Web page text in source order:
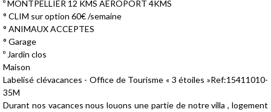
º MONTPELLIER 12 KMS AEROPORT 4KMS
° CLIM sur option 60€ /semaine
° ANIMAUX ACCEPTES
° Garage
º Jardin clos
Maison
Labelisé clévacances - Office de Tourisme « 3 étoiles »Ref:15411010-
35M
Durant nos vacances nous louons une partie de notre villa , logement